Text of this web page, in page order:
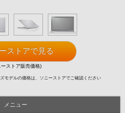
ストアで見る
ーストア販売価格)
モデルの価格は、ソニーストアでご確認ください
メニュー